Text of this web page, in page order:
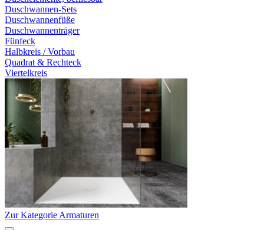
Duschwannen-Sets
Duschwannenfüße
Duschwannenträger
Fünfeck
Halbkreis / Vorbau
Quadrat & Rechteck
Viertelkreis
Zur Kategorie Armaturen